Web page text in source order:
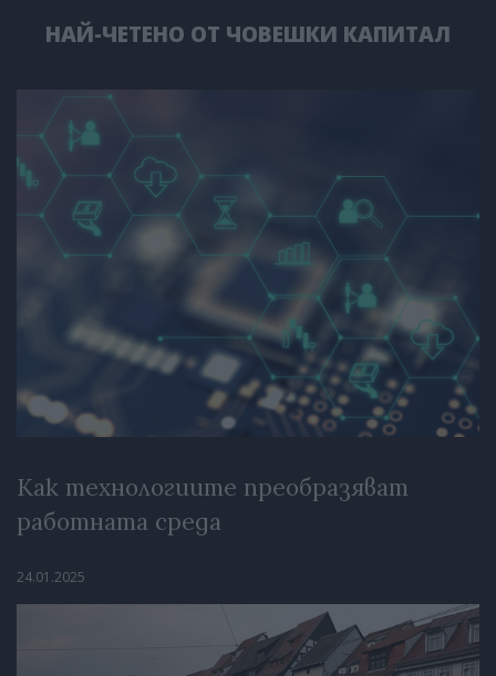
НАЙ-ЧЕТЕНО ОТ ЧОВЕШКИ КАПИТАЛ
Как технологиите преобразяват
работната среда
24.01.2025